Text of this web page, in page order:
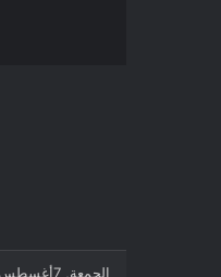
الجمعة, 7أغسطس 2026